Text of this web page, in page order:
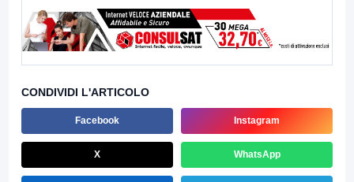
CONDIVIDI L'ARTICOLO
Facebook Instagram
X WhatsApp